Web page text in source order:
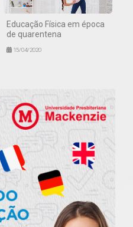
Educação Física em época
de quarentena
15/04/2020